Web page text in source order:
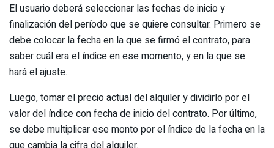
El usuario deberá seleccionar las fechas de inicio y
finalización del período que se quiere consultar. Primero se
debe colocar la fecha en la que se firmó el contrato, para
saber cuál era el índice en ese momento, y en la que se
hará el ajuste.
Luego, tomar el precio actual del alquiler y dividirlo por el
valor del índice con fecha de inicio del contrato. Por último,
se debe multiplicar ese monto por el índice de la fecha en la